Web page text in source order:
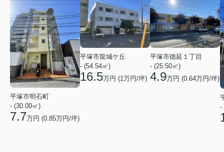
平塚市明石町
- (30.00㎡)
7.7万円 (0.85万円/坪)
平塚市龍城ケ丘
- (54.54㎡)
16.5万円 (1万円/坪)
平塚市徳延１丁目
- (25.50㎡)
4.9万円 (0.64万円/坪)
-